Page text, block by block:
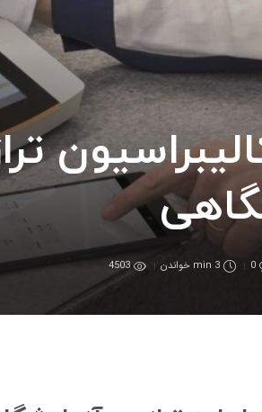
0
3 min خواندن 4503